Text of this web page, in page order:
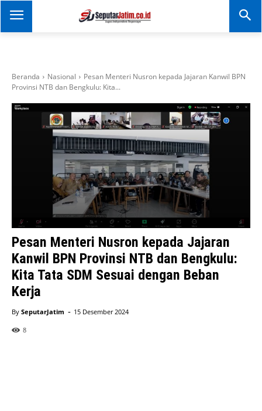
SEPUTAR JATIM
Portal Informasi Dan
Beranda Nasional
Pesan Menteri Nusron kepada Jajaran Kanwil BPN
Provinsi NTB dan Bengkulu: Kita...
Pesan Menteri Nusron kepada Jajaran
Kanwil BPN Provinsi NTB dan Bengkulu:
Kita Tata SDM Sesuai dengan Beban
Kerja
By SeputarJatim - 15 Desember 2024
8